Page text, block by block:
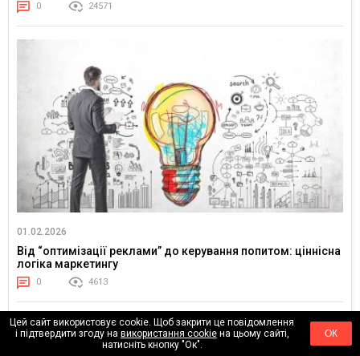
0 24571
01.02.2026
Від “оптимізації реклами” до керування попитом: ціннісна
логіка маркетингу
0 4613
Цей сайт використовує cookie. Щоб закрити це повідомлення
і підтвердити згоду на використання cookieна цьому сайті,
натисніть кнопку "Ок".
ОК